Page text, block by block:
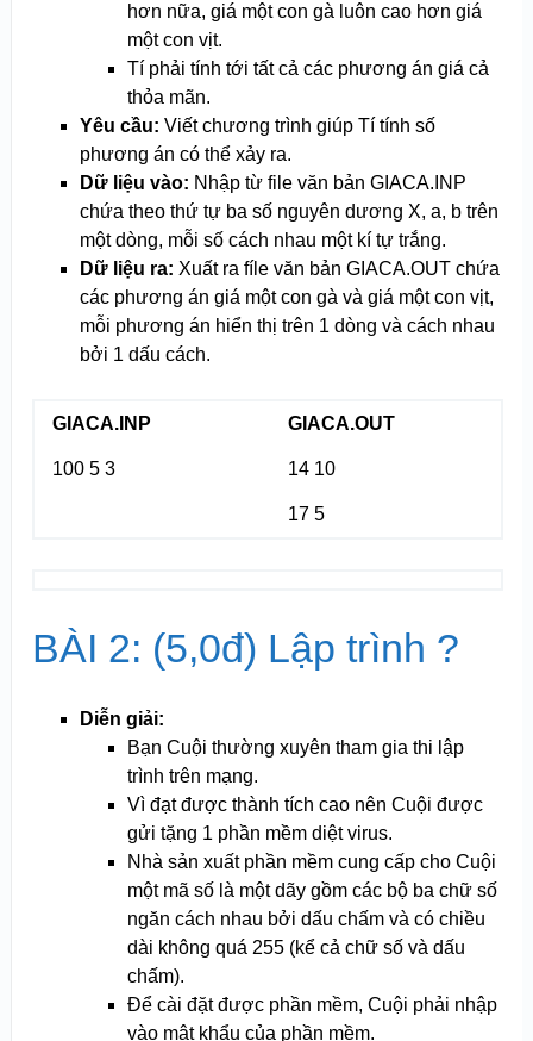
hơn nữa, giá một con gà luôn cao hơn giá
một con vịt.
Tí phải tính tới tất cả các phương án giá cả
thỏa mãn.
Yêu cầu: Viết chương trình giúp Tí tính số
phương án có thể xảy ra.
Dữ liệu vào: Nhập từ file văn bản GIACA.INP
chứa theo thứ tự ba số nguyên dương X, a, b trên
một dòng, mỗi số cách nhau một kí tự trắng.
Dữ liệu ra: Xuất ra fíle văn bản GIACA.OUT chứa
các phương án giá một con gà và giá một con vịt,
mỗi phương án hiển thị trên 1 dòng và cách nhau
bởi 1 dấu cách.
GIACA.INP GIACA.OUT
100 5 3 14 10
17 5
BÀI 2: (5,0đ) Lập trình ?
Diễn giải:
Bạn Cuội thường xuyên tham gia thi lập
trình trên mạng.
Vì đạt được thành tích cao nên Cuội được
gửi tặng 1 phần mềm diệt virus.
Nhà sản xuất phần mềm cung cấp cho Cuội
một mã số là một dãy gồm các bộ ba chữ số
ngăn cách nhau bởi dấu chấm và có chiều
dài không quá 255 (kể cả chữ số và dấu
chấm).
Để cài đặt được phần mềm, Cuội phải nhập
vào mật khẩu của phần mềm.